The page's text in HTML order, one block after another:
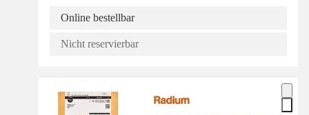
Online bestellbar
Nicht reservierbar